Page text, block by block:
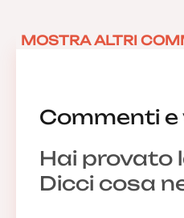
Commenti e
Hai provato
Dicci cosa
MOSTRA ALTRI